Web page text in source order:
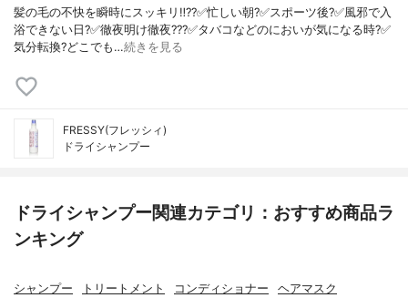
髪の毛の不快を瞬時にスッキリ‼️??✅忙しい朝?✅スポーツ後?✅風邪で入
浴できない日?✅徹夜明け徹夜???✅タバコなどのにおいが気になる時?✅
気分転換?どこでも…続きを見る
FRESSY(フレッシィ)
ドライシャンプー
ドライシャンプー関連カテゴリ：おすすめ商品ラ
ンキング
シャンプー トリートメント コンディショナー ヘアマスク